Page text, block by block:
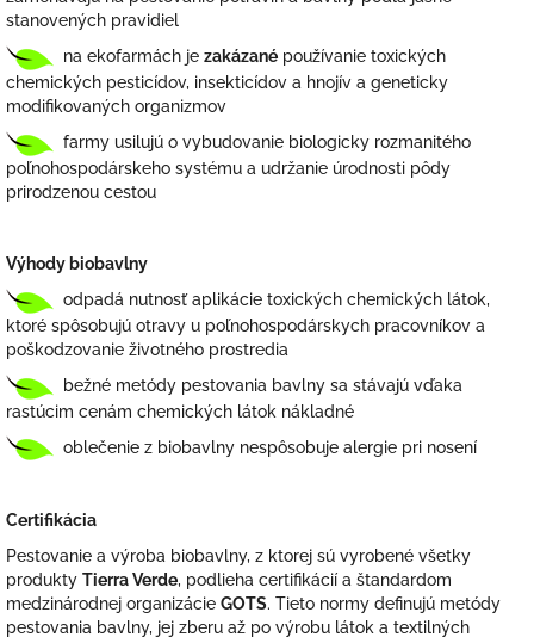
stanovených pravidiel
na ekofarmách je zakázané používanie toxických
chemických pesticídov, insekticídov a hnojív a geneticky
modifikovaných organizmov
farmy usilujú o vybudovanie biologicky rozmanitého
poľnohospodárskeho systému a udržanie úrodnosti pôdy
prirodzenou cestou
Výhody biobavlny
odpadá nutnosť aplikácie toxických chemických látok,
ktoré spôsobujú otravy u poľnohospodárskych pracovníkov a
poškodzovanie životného prostredia
bežné metódy pestovania bavlny sa stávajú vďaka
rastúcim cenám chemických látok nákladné
oblečenie z biobavlny nespôsobuje alergie pri nosení
Certifikácia
Pestovanie a výroba biobavlny, z ktorej sú vyrobené všetky
produkty Tierra Verde, podlieha certifikácií a štandardom
medzinárodnej organizácie GOTS. Tieto normy definujú metódy
pestovania bavlny, jej zberu až po výrobu látok a textilných